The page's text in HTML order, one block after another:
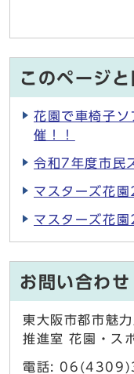
このページ
花園で車椅子
催！！
令和7年度市民
マスターズ花
マスターズ花
お問い合わせ
東大阪市都市魅
推進室 花園・ス
電話: